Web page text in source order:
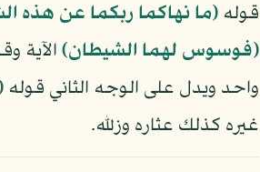
قوله ﴿ما نهاكما ربكما عن هذه
﴿فوسوس لهما الشيطان﴾ الآية
واحد ويدل على الوجه الثاني قوله
غيره كذلك عثاره وزلله.